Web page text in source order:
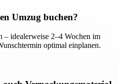
Umzug buchen?
– idealerweise 2–4 Wochen im
optimal einplanen.